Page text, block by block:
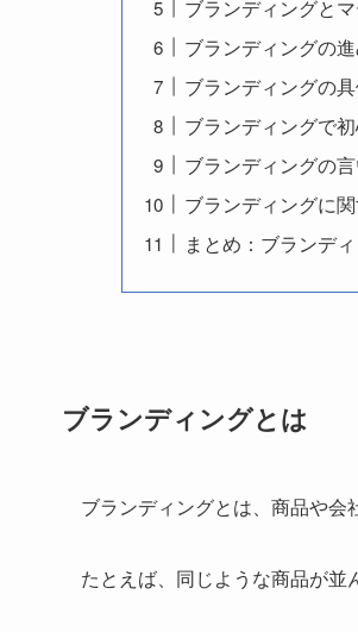
ブランディングと
ブランディングの
ブランディングの
ブランディングで
ブランディングの
ブランディングに
まとめ：ブランデ
ブランディングとは
ブランディングとは、商品や会
たとえば、同じような商品が並